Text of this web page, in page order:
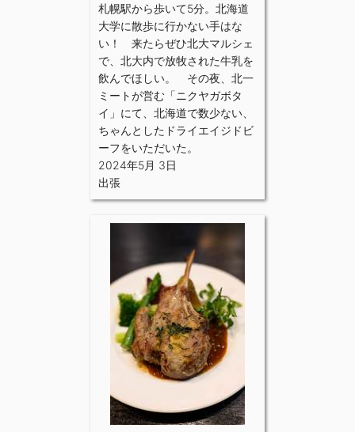
札幌駅から歩いて5分。北海道
大学に散歩に行かない手はな
い！ 来たらぜひ北大マルシェ
で、北大内で放牧された牛乳を
飲んでほしい。 その夜、北一
ミートが営む「ニクヤガボタ
イ」にて、北海道で数少ない、
ちゃんとしたドライエイジドビ
ーフをいただいた。
2024年5月 3日
出張